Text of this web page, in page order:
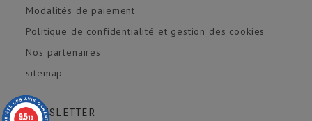
Modalités de paiement
Politique de confidentialité et gestion des cookies
Nos partenaires
sitemap
NEWSLETTER
9.5/10